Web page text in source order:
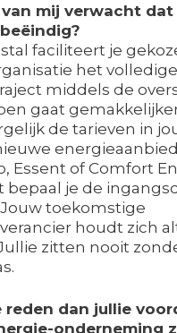
mij verwacht dat
faciliteert je
het volledige
middels de
gaat
de tarieven in
Essent of Comfort
bepaal je de
toekomstige
houdt zich
zitten nooit
reden dan jullie
onderneming